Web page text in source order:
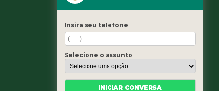
contato@leaoservicos.com.br
Home
Quem somos
Serviços
Blog
Insira seu telefone
Selecione o assunto
INICIAR CONVERSA